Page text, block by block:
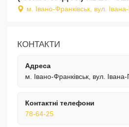
м. Івано-Франківськ, вул.
КОНТАКТИ
Адреса
м. Івано-Франківськ, вул. Івана-
Контактні телефони
78-64-25